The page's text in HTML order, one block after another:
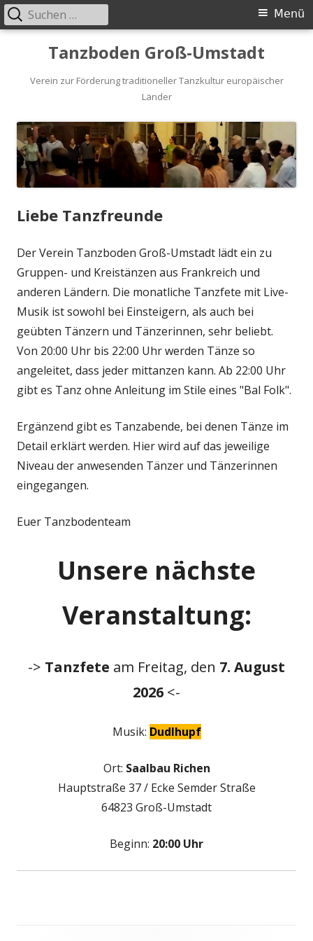
Tanzboden Groß-Umstadt
Verein zur Förderung traditioneller Tanzkultur europäischer
Länder
Primäres
Menü
Suche
nach:
Liebe Tanzfreunde
Der Verein Tanzboden Groß-Umstadt lädt ein zu
Gruppen- und Kreistänzen aus Frankreich und
anderen Ländern. Die monatliche Tanzfete mit Live-
Musik ist sowohl bei Einsteigern, als auch bei
geübten Tänzern und Tänzerinnen, sehr beliebt.
Von 20:00 Uhr bis 22:00 Uhr werden Tänze so
angeleitet, dass jeder mittanzen kann. Ab 22:00 Uhr
gibt es Tanz ohne Anleitung im Stile eines "Bal Folk".
Ergänzend gibt es Tanzabende, bei denen Tänze im
Detail erklärt werden. Hier wird auf das jeweilige
Niveau der anwesenden Tänzer und Tänzerinnen
eingegangen.
Euer Tanzbodenteam
Unsere nächste
Veranstaltung:
-> Tanzfete am Freitag, den 7. August
2026 <-
Musik: Dudlhupf
Ort: Saalbau Richen
Hauptstraße 37 / Ecke Semder Straße
64823 Groß-Umstadt
Beginn: 20:00 Uhr